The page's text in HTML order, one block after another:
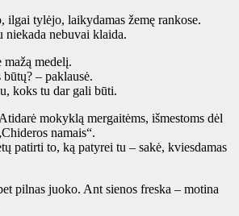
ilgai tylėjo, laikydamas žemę rankose.
niekada nebuvai klaida.
mažą medelį.
– paklausė.
koks tu dar gali būti.
mokyklą mergaitėms, išmestoms dėl
namais“.
patirti to, ką patyrei tu – sakė, kviesdamas
pilnas juoko. Ant sienos freska – motina